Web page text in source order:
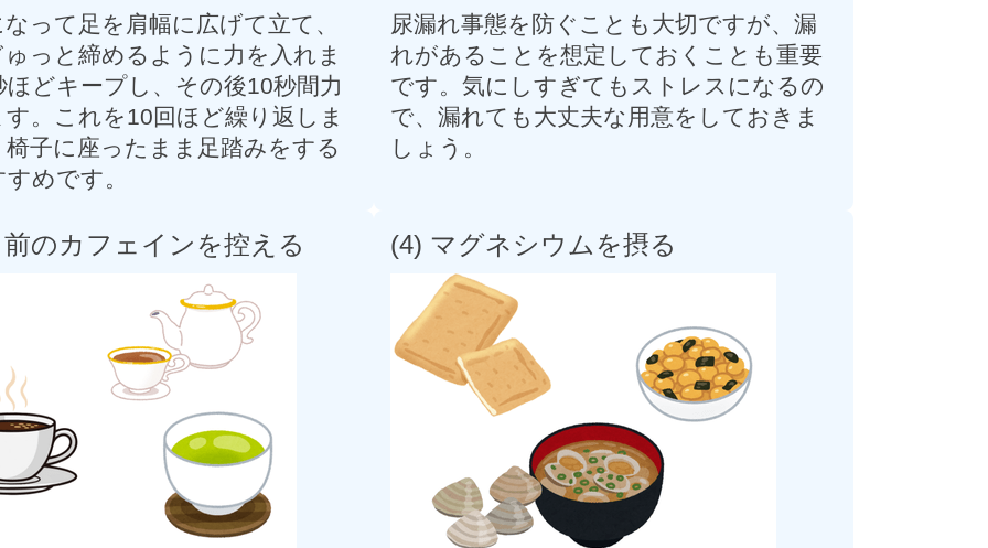
って足を肩幅に広げて立て、
っと締めるように力を入れま
ほどキープし、その後10秒間力
。これを10回ほど繰り返しま
子に座ったまま足踏みをする
めです。
尿漏れ事態を防ぐことも大切ですが、漏
れがあることを想定しておくことも重要
です。気にしすぎてもストレスになるの
で、漏れても大丈夫な用意をしておきま
しょう。
のカフェインを控える (4) マグネシウムを摂る